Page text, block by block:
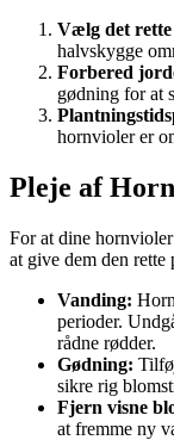
Vælg det rette
halvskygge
Forbered
gødning for at
hornvioler er
Pleje af
For at dine
at give dem den rette
Vanding:
perioder.
rådne rødder.
Gødning:
sikre rig
Fjern visne
at fremme ny